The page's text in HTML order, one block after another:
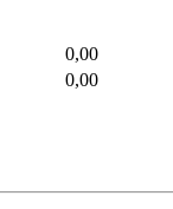
0,00
0,00